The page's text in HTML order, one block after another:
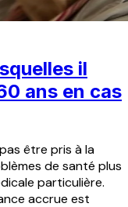
il
ans en cas
être pris à la
de santé plus
particulière.
accrue est